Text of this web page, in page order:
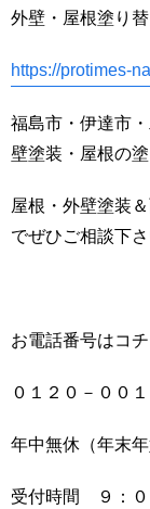
外壁・屋根塗り
https://protimes-
福島市・伊達市
壁塗装・屋根の
屋根・外壁塗装
でぜひご相談下さ
お電話番号はコ
０１２０－００
年中無休（年末
受付時間 ９：０